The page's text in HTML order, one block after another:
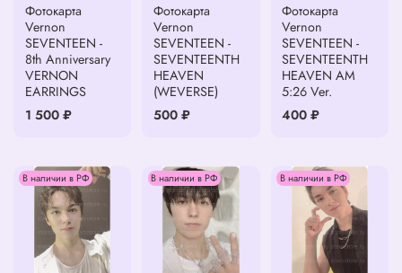
Фотокарта
Vernon
SEVENTEEN -
8th Anniversary
VERNON
EARRINGS
1 500 ₽
Фотокарта
Vernon
SEVENTEEN -
SEVENTEENTH
HEAVEN
(WEVERSE)
500 ₽
Фотокарта
Vernon
SEVENTEEN -
SEVENTEENTH
HEAVEN AM
5:26 Ver.
400 ₽
В наличии в РФ В наличии в РФ В наличии в РФ